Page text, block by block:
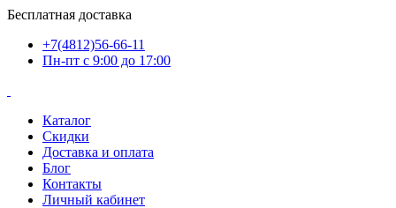
Бесплатная доставка
+7(4812)56-66-11
Пн-пт c 9:00 до 17:00
Каталог
Скидки
Доставка и оплата
Блог
Контакты
Личный кабинет